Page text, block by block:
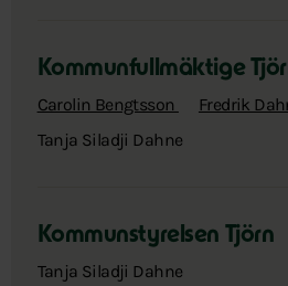
Kommunfullmäktige
Carolin Bengtsson Fredrik
Tanja Siladji Dahne
Kommunstyrelsen Tjörn
Tanja Siladji Dahne